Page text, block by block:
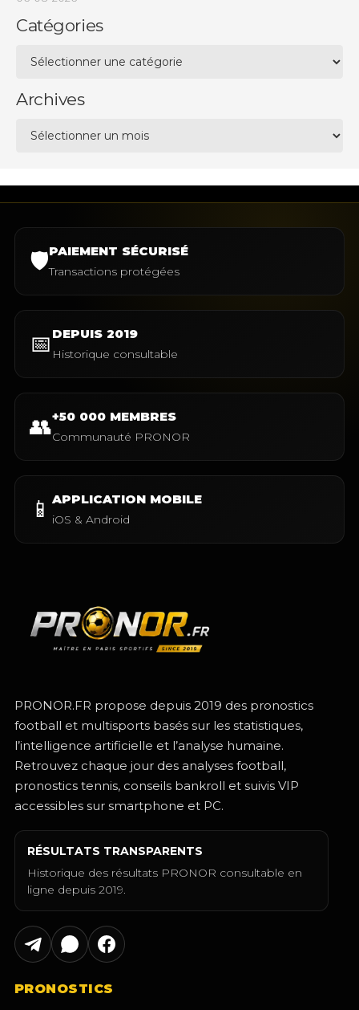
Catégories
Archives
🛡️PAIEMENT SÉCURISÉ
Transactions protégées
📅 DEPUIS 2019
Historique consultable
👥+50 000 MEMBRES
Communauté PRONOR
📱 APPLICATION MOBILE
iOS & Android
PRONOR.FR propose depuis 2019 des pronostics
football et multisports basés sur les statistiques,
l’intelligence artificielle et l’analyse humaine.
Retrouvez chaque jour des analyses football,
pronostics tennis, conseils bankroll et suivis VIP
accessibles sur smartphone et PC.
RÉSULTATS TRANSPARENTS
Historique des résultats PRONOR consultable en
ligne depuis 2019.
PRONOSTICS